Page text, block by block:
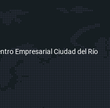
Empresarial Ciudad del Río